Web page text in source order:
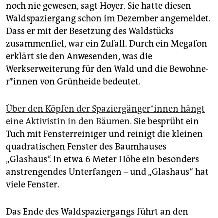
noch nie gewesen, sagt Hoyer. Sie hatte diesen
Waldspaziergang schon im Dezember angemeldet.
Dass er mit der Besetzung des Waldstücks
zusammenfiel, war ein Zufall. Durch ein Megafon
erklärt sie den Anwesenden, was die
Werkserweiterung für den Wald und die Be­woh­ne­
r*in­nen von Grünheide bedeutet.
Über den Köpfen der Spa­zier­gän­ge­r*in­nen hängt
eine Aktivistin in den Bäumen. Sie besprüht ein
Tuch mit Fensterreiniger und reinigt die kleinen
quadratischen Fenster des Baumhauses
„Glashaus“. In etwa 6 Meter Höhe ein besonders
anstrengendes Unterfangen – und „Glashaus“ hat
viele Fenster.
Das Ende des Waldspaziergangs führt an den